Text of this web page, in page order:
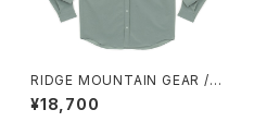
RIDGE MOUNTAIN GEAR /
HOODED LONG SLEEVE SH
IRT（WOMEN）
¥18,700